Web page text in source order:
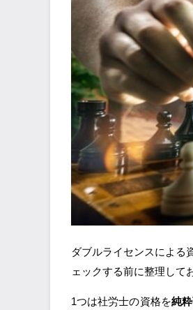
ダブルライセンスによる
ェックする前に整理して
1つは社労士の資格を純